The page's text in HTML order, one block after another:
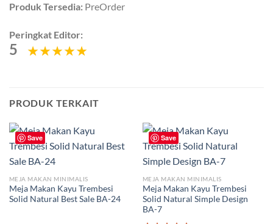
Produk Tersedia: PreOrder
Peringkat Editor:
5
PRODUK TERKAIT
Save
MEJA MAKAN MINIMALIS
Meja Makan Kayu Trembesi
Solid Natural Best Sale BA-24
Save
MEJA MAKAN MINIMALIS
Meja Makan Kayu Trembesi
Solid Natural Simple Design
BA-7